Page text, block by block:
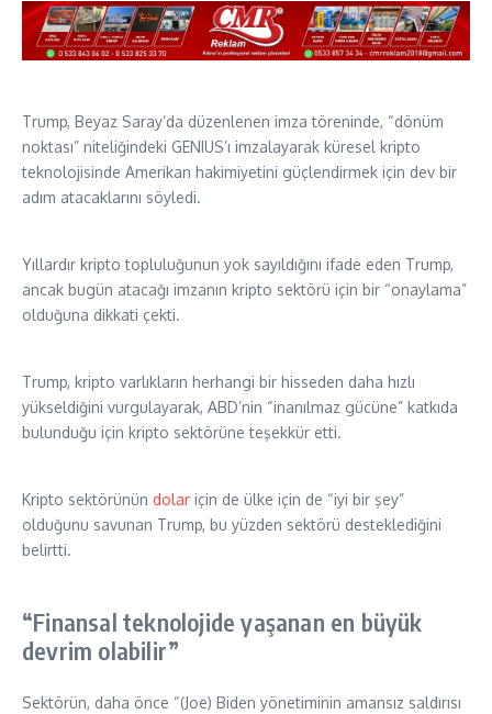
Trump, Beyaz Saray’da düzenlenen imza töreninde, “dönüm
noktası” niteliğindeki GENIUS’ı imzalayarak küresel kripto
teknolojisinde Amerikan hakimiyetini güçlendirmek için dev bir
adım atacaklarını söyledi.
Yıllardır kripto topluluğunun yok sayıldığını ifade eden Trump,
ancak bugün atacağı imzanın kripto sektörü için bir “onaylama”
olduğuna dikkati çekti.
Trump, kripto varlıkların herhangi bir hisseden daha hızlı
yükseldiğini vurgulayarak, ABD’nin “inanılmaz gücüne” katkıda
bulunduğu için kripto sektörüne teşekkür etti.
Kripto sektörünün dolar için de ülke için de “iyi bir şey”
olduğunu savunan Trump, bu yüzden sektörü desteklediğini
belirtti.
“Finansal teknolojide yaşanan en büyük
devrim olabilir”
Sektörün, daha önce “(Joe) Biden yönetiminin amansız saldırısı